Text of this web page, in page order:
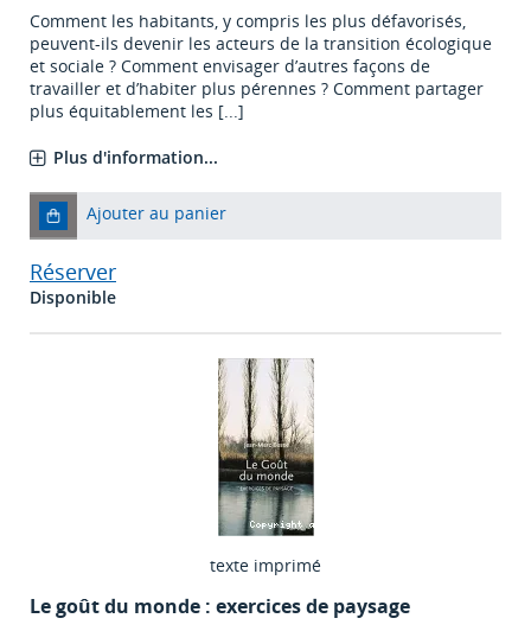
Comment les habitants, y compris les plus défavorisés,
peuvent-ils devenir les acteurs de la transition écologique
et sociale ? Comment envisager d’autres façons de
travailler et d’habiter plus pérennes ? Comment partager
plus équitablement les [...]
Plus d'information...
Ajouter au panier
Réserver
Disponible
texte imprimé
Le goût du monde : exercices de paysage